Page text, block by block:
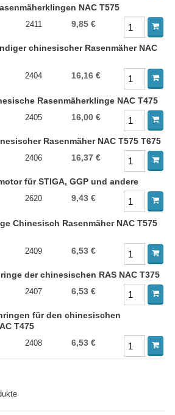
NAC T575
2411 9,85 €
chinesischer Rasenmäher NAC
2404 16,16 €
Rasenmäherklinge NAC T475
2405 16,00 €
Rasenmäher NAC T575 T675
2406 16,37 €
für STIGA, GGP und andere
2620 9,43 €
Chinesisch Rasenmäher NAC T575
2409 6,53 €
der chinesischen RAS NAC T375
2407 6,53 €
für den chinesischen
T475
2408 6,53 €